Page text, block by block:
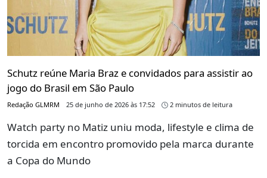
Schutz reúne Maria Braz e convidados para assistir ao
jogo do Brasil em São Paulo
Redação GLMRM 25 de junho de 2026 às 17:52 2 minutos de leitura
Watch party no Matiz uniu moda, lifestyle e clima de
torcida em encontro promovido pela marca durante
a Copa do Mundo